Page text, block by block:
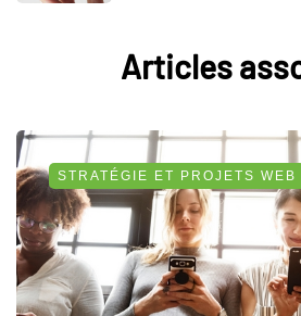
Articles
STRATÉGIE ET PROJETS WEB